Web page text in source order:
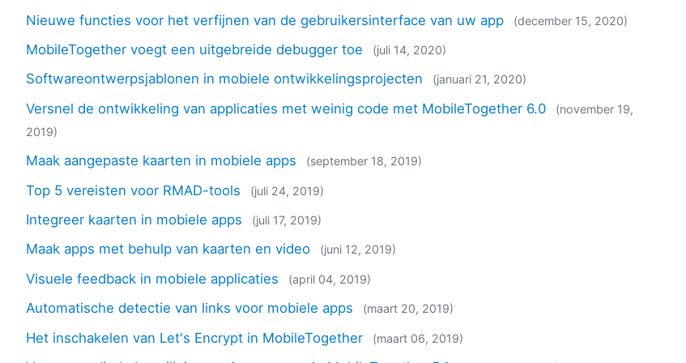
Nieuwe functies voor het verfijnen van de gebruikersinterface van uw app (december 15, 2020)
MobileTogether voegt een uitgebreide debugger toe (juli 14, 2020)
Softwareontwerpsjablonen in mobiele ontwikkelingsprojecten (januari 21, 2020)
Versnel de ontwikkeling van applicaties met weinig code met MobileTogether 6.0
(november 19,
2019)
Maak aangepaste kaarten in mobiele apps (september 18, 2019)
Top 5 vereisten voor RMAD-tools (juli 24, 2019)
Integreer kaarten in mobiele apps (juli 17, 2019)
Maak apps met behulp van kaarten en video (juni 12, 2019)
Visuele feedback in mobiele applicaties (april 04, 2019)
Automatische detectie van links voor mobiele apps (maart 20, 2019)
Het inschakelen van Let's Encrypt in MobileTogether (maart 06, 2019)